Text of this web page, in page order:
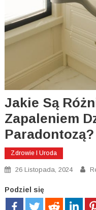
Jakie Są
Zapaleniem
Paradontozą?
Zdrowie I Uroda
26 Listopada, 2024
Podziel się